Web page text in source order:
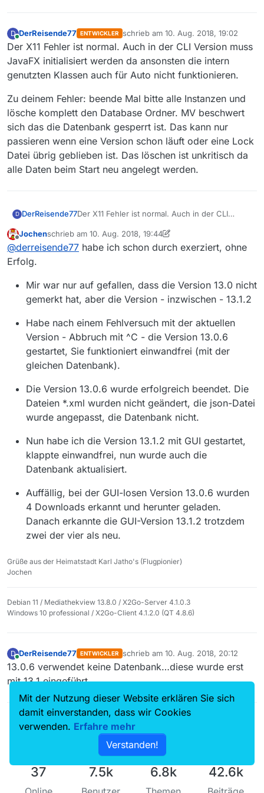
. Version: 1.8.0_171
. Runtimeversion: 1.8.0_171-8u171-b11-
. Programmpfad: /usr/share/MediathekView-
. Verzeichnis Einstellungen: /root/
.
.
. Einstellungen laden: /root/.mediathek3/
.
.  =======================================
.  Systemparameter
.  -----------------
.  Download-Timeout [s]: 250
.  Download weiterführen in [s]: 60
.  Downoadprogress anzeigen: true
.  User-Agent: MediathekView
.  =======================================
. DURATION 0:  Konfig lesen  [154,00 ms]
.    Klasse:  MediathekAuto.starten
. ========== ========== ==========
. Liste Filme lesen von: /root/.mediathek3/
@22:20:21#~#
D
Online
DerReisende77 ENTWICKLER schrieb am 10. Aug. 2018, 19:02
zuletzt editiert von
Der X11 Fehler ist normal. Auch in der CLI Version muss
JavaFX initialisiert werden da ansonsten die intern
genutzten Klassen auch für Auto nicht funktionieren.
Zu deinem Fehler: beende Mal bitte alle Instanzen und
lösche komplett den Database Ordner. MV beschwert
sich das die Datenbank gesperrt ist. Das kann nur
passieren wenn eine Version schon läuft oder eine Lock
Datei übrig geblieben ist. Das löschen ist unkritisch da
alle Daten beim Start neu angelegt werden.
D DerReisende77Der X11 Fehler ist normal. Auch in der CLI
ansonsten die intern genutzten Klassen auch
für Auto nicht funktionieren.
Zu deinem Fehler: beende Mal bitte alle
Instanzen und lösche komplett den Database
Version schon läuft oder eine Lock Datei übrig
geblieben ist. Das löschen ist unkritisch da alle
Daten beim Start neu angelegt werden.
Offline
Jochenschrieb am 10. Aug. 2018, 19:44
zuletzt editiert von Jochen8. Okt. 2018, 22:12
@derreisende77 habe ich schon durch exerziert, ohne
Erfolg.
Mir war nur auf gefallen, dass die Version 13.0 nicht
gemerkt hat, aber die Version - inzwischen - 13.1.2
Habe nach einem Fehlversuch mit der aktuellen
Version - Abbruch mit ^C - die Version 13.0.6
gestartet, Sie funktioniert einwandfrei (mit der
gleichen Datenbank).
Die Version 13.0.6 wurde erfolgreich beendet. Die
Dateien *.xml wurden nicht geändert, die json-Datei
wurde angepasst, die Datenbank nicht.
Nun habe ich die Version 13.1.2 mit GUI gestartet,
klappte einwandfrei, nun wurde auch die
Datenbank aktualisiert.
Auffällig, bei der GUI-losen Version 13.0.6 wurden
4 Downloads erkannt und herunter geladen.
Danach erkannte die GUI-Version 13.1.2 trotzdem
zwei der vier als neu.
Grüße aus der Heimatstadt Karl Jatho's (Flugpionier)
Jochen
Debian 11 / Mediathekview 13.8.0 / X2Go-Server 4.1.0.3
Windows 10 professional / X2Go-Client 4.1.2.0 (QT 4.8.6)
D
Online
DerReisende77 ENTWICKLER schrieb am 10. Aug. 2018, 20:12
zuletzt editiert von
13.0.6 verwendet keine Datenbank…diese wurde erst
mit 13.1 eingeführt.
37 7.5k 6.8k 42.6k
Mit der Nutzung dieser Website erklären Sie sich
damit einverstanden, dass wir Cookies
verwenden. Erfahre mehr
Verstanden!